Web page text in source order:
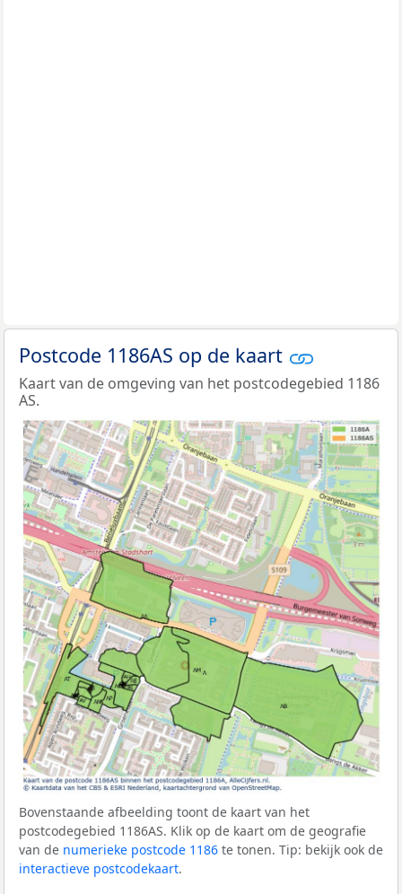
Postcode 1186AS op de kaart
Kaart van de omgeving van het postcodegebied 1186
AS.
Bovenstaande afbeelding toont de kaart van het
postcodegebied 1186AS. Klik op de kaart om de geografie
van de numerieke postcode 1186 te tonen. Tip: bekijk ook de
interactieve postcodekaart.